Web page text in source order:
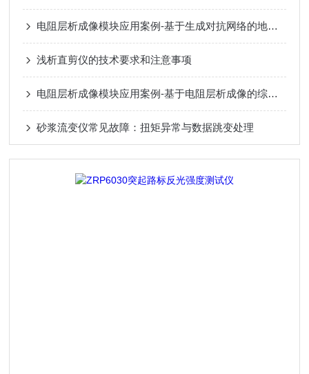
电阻层析成像模块应用案例-基于生成对抗网络的地铁盾构超前探测方法研究
浅析直剪仪的技术要求和注意事项
电阻层析成像模块应用案例-基于电阻层析成像的综采面突水监测研究
砂浆流变仪常见故障：扭矩异常与数据跳变处理